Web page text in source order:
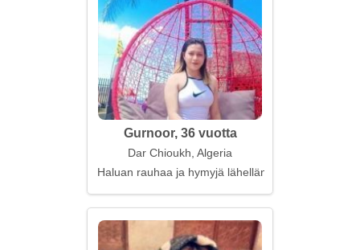
Gurnoor, 36 vuotta
Dar Chioukh, Algeria
Haluan rauhaa ja hymyjä lähelläni